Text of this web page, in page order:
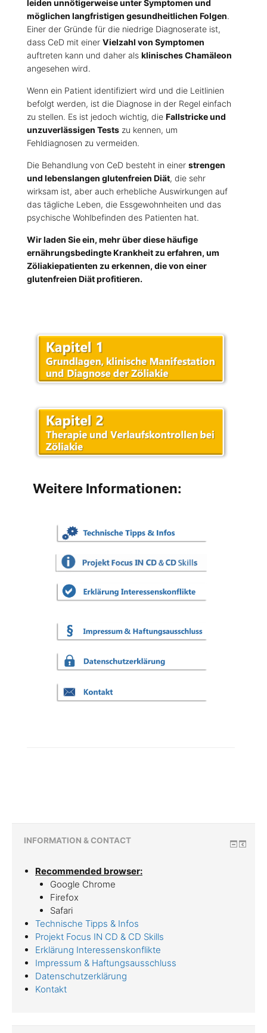
leiden unnötigerweise unter Symptomen und
möglichen langfristigen gesundheitlichen Folgen.
Einer der Gründe für die niedrige Diagnoserate ist,
dass CeD mit einer Vielzahl von Symptomen
auftreten kann und daher als klinisches Chamäleon
angesehen wird.
Wenn ein Patient identifiziert wird und die Leitlinien
befolgt werden, ist die Diagnose in der Regel einfach
zu stellen. Es ist jedoch wichtig, die Fallstricke und
unzuverlässigen Tests zu kennen, um
Fehldiagnosen zu vermeiden.
Die Behandlung von CeD besteht in einer strengen
und lebenslangen glutenfreien Diät, die sehr
wirksam ist, aber auch erhebliche Auswirkungen auf
das tägliche Leben, die Essgewohnheiten und das
psychische Wohlbefinden des Patienten hat.
Wir laden Sie ein, mehr über diese häufige
ernährungsbedingte Krankheit zu erfahren, um
Zöliakiepatienten zu erkennen, die von einer
glutenfreien Diät profitieren.
Weitere Informationen:
INFORMATION & CONTACT
Recommended browser:
Google Chrome
Firefox
Safari
Technische Tipps & Infos
Projekt Focus IN CD & CD Skills
Erklärung Interessenskonflikte
Impressum & Haftungsausschluss
Datenschutzerklärung
Kontakt